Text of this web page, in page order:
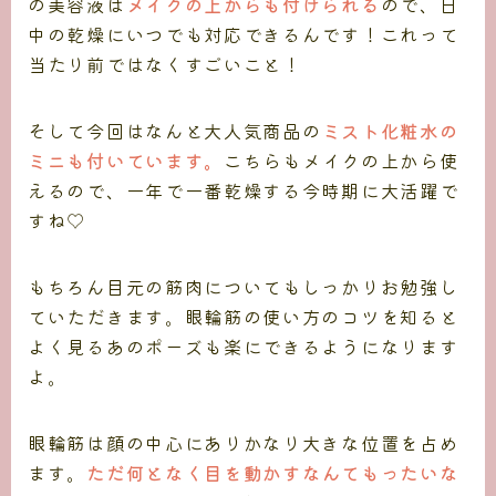
中の乾燥にいつでも対応できるんです！これって
当たり前ではなくすごいこと！
そして今回はなんと大人気商品の ミスト化粧水の
ミニも付いています。 こちらもメイクの上から使
えるので、一年で一番乾燥する今時期に大活躍で
すね♡
もちろん目元の筋肉についてもしっかりお勉強し
ていただきます。眼輪筋の使い方のコツを知ると
よく見るあのポーズも楽にできるようになります
よ。
眼輪筋は顔の中心にありかなり大きな位置を占め
ます。 ただ何となく目を動かすなんてもったいな